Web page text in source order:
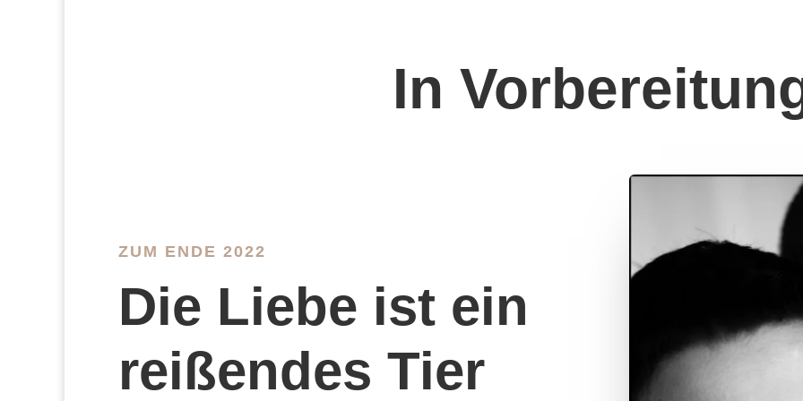
In
ZUM ENDE 2022
Die Liebe ist ein
reißendes Tier